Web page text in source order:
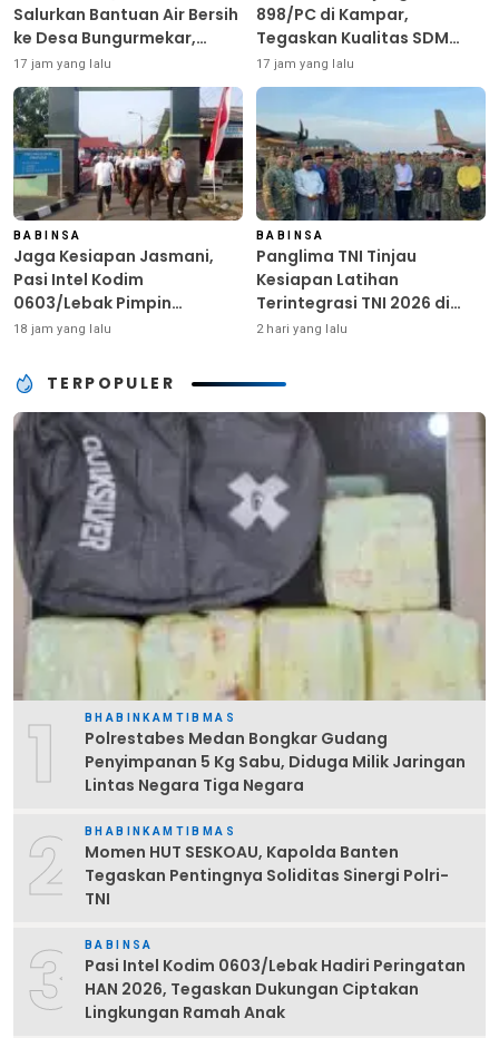
Salurkan Bantuan Air Bersih
ke Desa Bungurmekar,
Ringankan Beban Warga
Terdampak Kemarau
17 jam yang lalu
898/PC di Kampar,
Tegaskan Kualitas SDM
Kunci Kekuatan TNI
17 jam yang lalu
BABINSA
Jaga Kesiapan Jasmani,
Pasi Intel Kodim
0603/Lebak Pimpin
Pembinaan Fisik Rutin
18 jam yang lalu
BABINSA
Panglima TNI Tinjau
Kesiapan Latihan
Terintegrasi TNI 2026 di
Dabo Singkep
2 hari yang lalu
TERPOPULER
1 BHABINKAMTIBMAS
Polrestabes Medan Bongkar Gudang
Penyimpanan 5 Kg Sabu, Diduga Milik Jaringan
Lintas Negara Tiga Negara
2 BHABINKAMTIBMAS
Momen HUT SESKOAU, Kapolda Banten
Tegaskan Pentingnya Soliditas Sinergi Polri-
TNI
3 BABINSA
Pasi Intel Kodim 0603/Lebak Hadiri Peringatan
HAN 2026, Tegaskan Dukungan Ciptakan
Lingkungan Ramah Anak